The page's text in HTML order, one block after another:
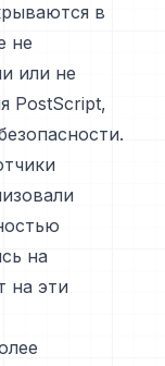
в
не
или не
PostScript,
на
на эти